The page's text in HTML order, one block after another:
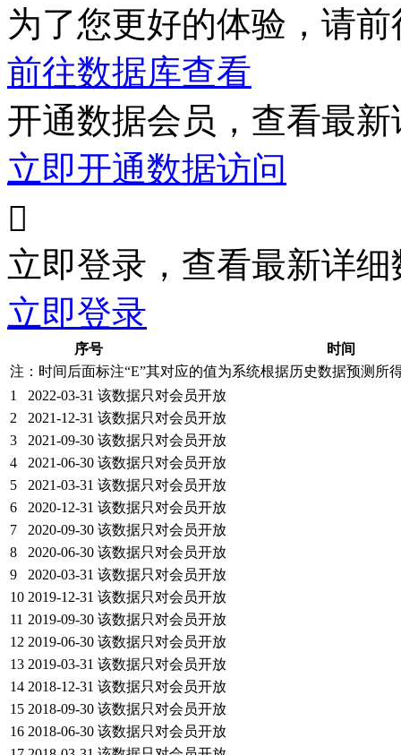
为了您更好的体验，请
前往数据库查看
开通数据会员，查看最
立即开通数据访问

立即登录，查看最新详细
立即登录
序号
时间
注：时间后面标注“E”其对应的值为系统根据历史数据预测所
1
2022-03-31 该数据只对会员开放
2
2021-12-31 该数据只对会员开放
3
2021-09-30 该数据只对会员开放
4
2021-06-30 该数据只对会员开放
5
2021-03-31 该数据只对会员开放
6
2020-12-31 该数据只对会员开放
7
2020-09-30 该数据只对会员开放
8
2020-06-30 该数据只对会员开放
9
2020-03-31 该数据只对会员开放
10 2019-12-31 该数据只对会员开放
11 2019-09-30 该数据只对会员开放
12 2019-06-30 该数据只对会员开放
13 2019-03-31 该数据只对会员开放
14 2018-12-31 该数据只对会员开放
15 2018-09-30 该数据只对会员开放
16 2018-06-30 该数据只对会员开放